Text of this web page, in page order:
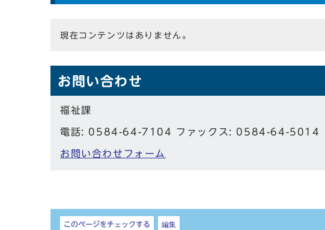
現在コンテンツはありません。
お問い合わせ
福祉課
電話: 0584-64-7104 ファックス: 0584-64-5014
お問い合わせフォーム
しおり
このページをチェックする 編集